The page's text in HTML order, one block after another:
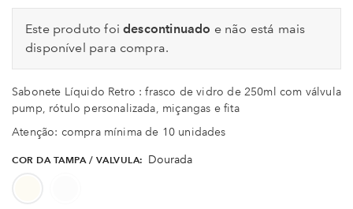
Este produto foidescontinuado e não está mais
disponível para compra.
Sabonete Líquido Retro : frasco de vidro de 250ml com válvula
pump, rótulo personalizada, miçangas e fita
Atenção: compra mínima de 10 unidades
COR DA TAMPA / VALVULA: Dourada